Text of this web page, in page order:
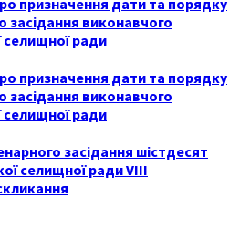
засідання виконавчого
селищної ради
призначення дати та порядку
засідання виконавчого
селищної ради
засідання шістдесят
селищної ради VIII